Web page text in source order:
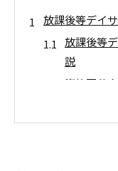
放課後等デイ
放課後等
説
資格要件
放課後等
資格取得